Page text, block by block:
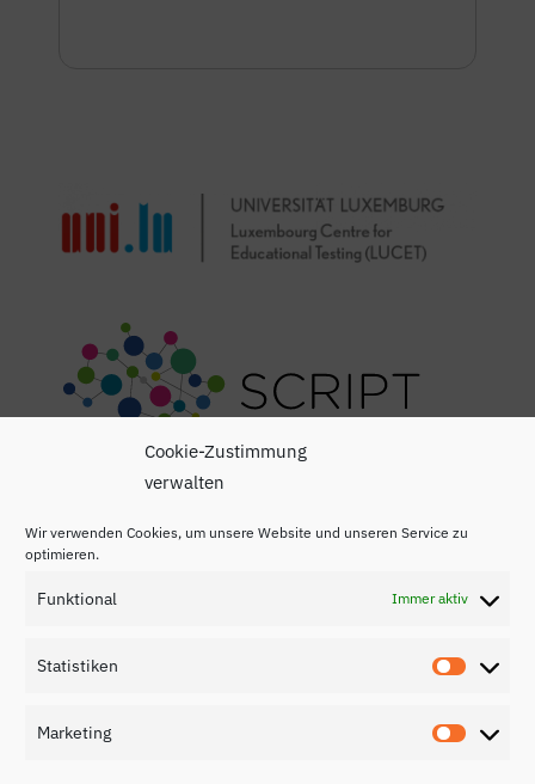
Cookie-Zustimmung
verwalten
Wir verwenden Cookies, um unsere Website und unseren Service zu
optimieren.
Funktional Immer aktiv
Statistiken
Marketing
Impressum
Kontakt